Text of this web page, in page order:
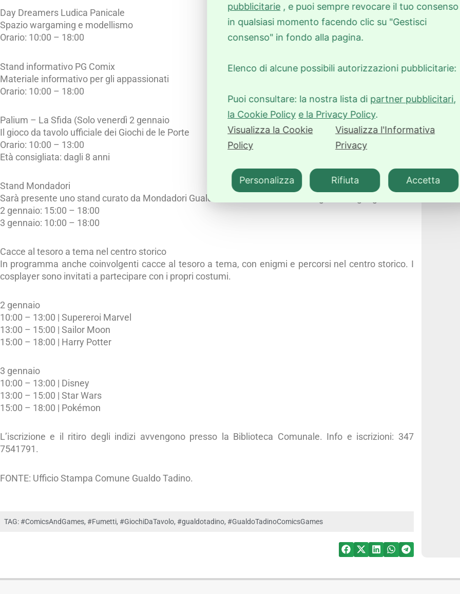
Day Dreamers Ludica Panicale
Spazio wargaming e modellismo
Orario: 10:00 – 18:00
Stand informativo PG Comix
Materiale informativo per gli appassionati
Orario: 10:00 – 18:00
Palium – La Sfida (Solo venerdì 2 gennaio
Il gioco da tavolo ufficiale dei Giochi de le Porte
Orario: 10:00 – 13:00
Età consigliata: dagli 8 anni
Stand Mondadori
Sarà presente uno stand curato da Mondadori Gualdo Tadino con fumetti, manga, libri e gadget.
2 gennaio: 15:00 – 18:00
3 gennaio: 10:00 – 18:00
Cacce al tesoro a tema nel centro storico
In programma anche coinvolgenti cacce al tesoro a tema, con enigmi e percorsi nel centro storico. I
cosplayer sono invitati a partecipare con i propri costumi.
2 gennaio
10:00 – 13:00 | Supereroi Marvel
13:00 – 15:00 | Sailor Moon
15:00 – 18:00 | Harry Potter
3 gennaio
10:00 – 13:00 | Disney
13:00 – 15:00 | Star Wars
15:00 – 18:00 | Pokémon
L’iscrizione e il ritiro degli indizi avvengono presso la Biblioteca Comunale. Info e iscrizioni: 347
7541791.
FONTE: Ufficio Stampa Comune Gualdo Tadino.
TAG:#ComicsAndGames, #Fumetti, #GiochiDaTavolo, #gualdotadino, #GualdoTadinoComicsGames
pubblicitarie , e puoi sempre revocare il tuo consenso
in qualsiasi momento facendo clic su "Gestisci
consenso" in fondo alla pagina.
Elenco di alcune possibili autorizzazioni pubblicitarie:
Puoi consultare: la nostra lista di partner pubblicitari,
la Cookie Policy e la Privacy Policy.
Visualizza la Cookie
Policy
Visualizza l'Informativa
Privacy
Personalizza Rifiuta Accetta